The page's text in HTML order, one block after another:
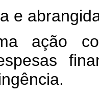
e
ação